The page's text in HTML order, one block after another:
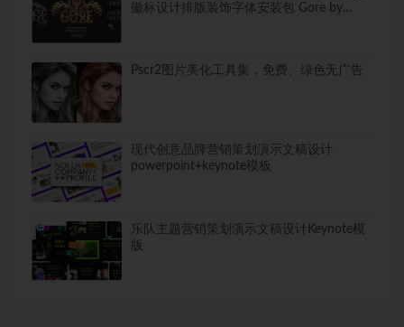
徽标设计排版装饰字体安装包 Gore by
Pscr2图片美化工具集，免费、绿色无广告
现代创意品牌营销策划演示文稿设计
powerpoint+keynote模板
乐队主题营销策划演示文稿设计Keynote模
版